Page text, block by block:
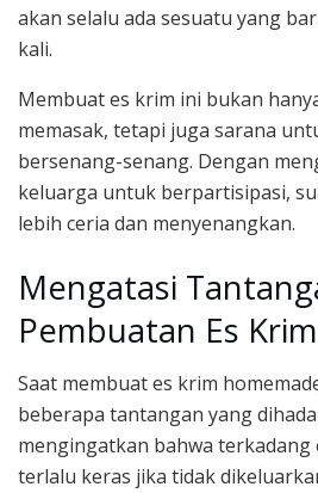
akan selalu ada sesuatu yang
kali.
Membuat es krim ini bukan
memasak, tetapi juga sarana
bersenang-senang. Dengan
keluarga untuk berpartisipasi,
lebih ceria dan menyenangkan.
Mengatasi
Pembuatan Es Krim
Saat membuat es krim
beberapa tantangan yang
mengingatkan bahwa terkadang
terlalu keras jika tidak